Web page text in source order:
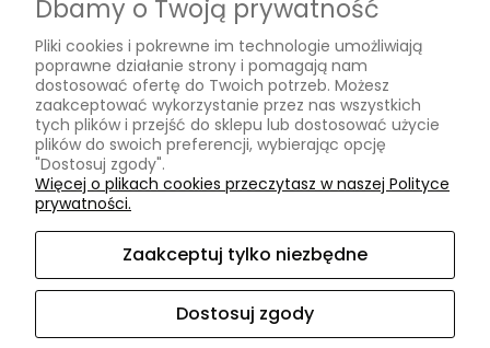
O Nas
MOISSANIT.PL
Pn-Pt w godzinach 11.00-17.00 (po wcześniejszym umówieniu)
ul. Swarzewska 58 lok.3
01-821 Warszawa
Obsługa Klienta
sklep@moissanit.pl
Dbamy o Twoją prywatność
Pliki cookies i pokrewne im technologie umożliwiają
poprawne działanie strony i pomagają nam
dostosować ofertę do Twoich potrzeb. Możesz
zaakceptować wykorzystanie przez nas wszystkich
tych plików i przejść do sklepu lub dostosować użycie
plików do swoich preferencji, wybierając opcję
"Dostosuj zgody".
Więcej o plikach cookies przeczytasz w naszej Polityce
prywatności.
Zaakceptuj tylko niezbędne
Dostosuj zgody